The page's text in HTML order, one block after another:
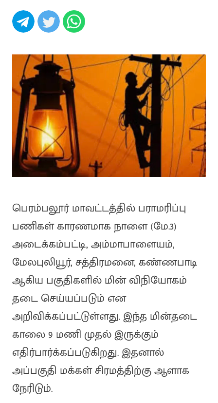
பெரம்பலூர் மாவட்டத்தில் பராமரிப்பு
பணிகள் காரணமாக நாளை (மே.3)
அடைக்கம்பட்டி, அம்மாபாளையம்,
மேலபுலியூர், சத்திரமனை, கண்ணபாடி
ஆகிய பகுதிகளில் மின் விநியோகம்
தடை செய்யப்படும் என
அறிவிக்கப்பட்டுள்ளது. இந்த மின்தடை
காலை 9 மணி முதல் இருக்கும்
எதிர்பார்க்கப்படுகிறது. இதனால்
அப்பகுதி மக்கள் சிரமத்திற்கு ஆளாக
நேரிடும்.